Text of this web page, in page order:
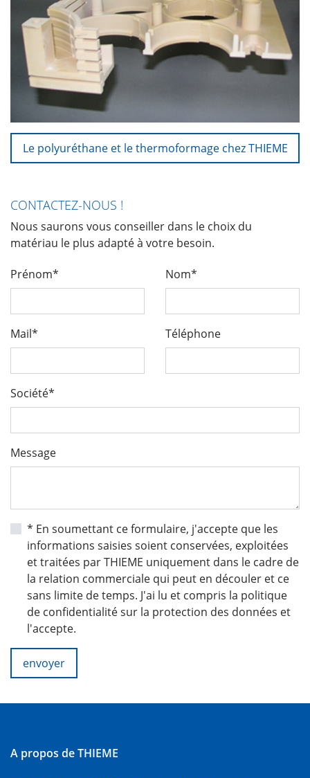
Le polyuréthane et le thermoformage chez THIEME
CONTACTEZ-NOUS !
Nous saurons vous conseiller dans le choix du
matériau le plus adapté à votre besoin.
Prénom* Nom*
Mail* Téléphone
Société*
Message
* En soumettant ce formulaire, j'accepte que les
informations saisies soient conservées, exploitées
et traitées par THIEME uniquement dans le cadre de
la relation commerciale qui peut en découler et ce
sans limite de temps. J'ai lu et compris la politique
de confidentialité sur la protection des données et
l'accepte.
envoyer
A propos de THIEME